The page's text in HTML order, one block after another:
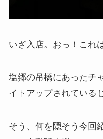
いざ入店。おっ！これ
塩郷の吊橋にあったチ
イトアップされている
そう、何を隠そう今回